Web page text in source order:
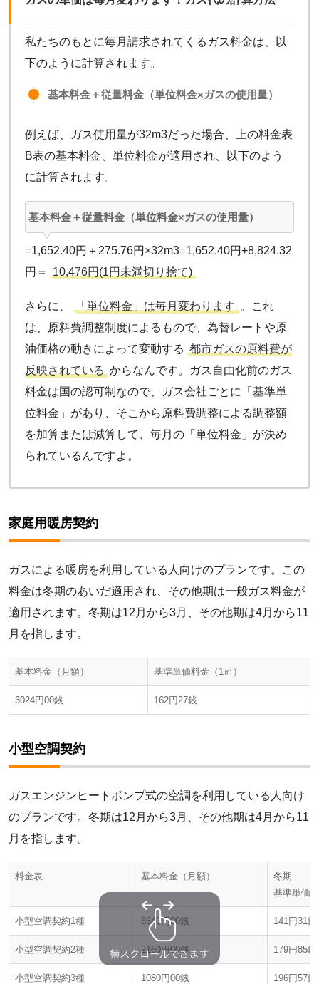
私たちのもとに毎月請求されてくるガス料金は、以
下のように計算されます。
基本料金＋従量料金（単位料金×ガスの使用量）
例えば、ガス使用量が32m3だった場合、上の料金表
B表の基本料金、単位料金が適用され、以下のよう
に計算されます。
基本料金＋従量料金（単位料金×ガスの使用量）
=1,652.40円＋275.76円×32m3=1,652.40円+8,824.32
円＝
10,476円(1円未満切り捨て)
さらに、 「単位料金」は毎月変わります 。これ
は、原料費調整制度によるもので、為替レートや原
油価格の動きによって変動する 都市ガスの原料費が
反映されている からなんです。ガス自由化前のガス
料金は国の認可制なので、ガス会社ごとに「基準単
位料金」があり、そこから原料費調整による調整額
を加算または減算して、毎月の「単位料金」が決め
られているんですよ。
家庭用暖房契約
ガスによる暖房を利用している人向けのプランです。この
料金は冬期のあいだ適用され、その他期は一般ガス料金が
適用されます。冬期は12月から3月、その他期は4月から11
月を指します。
基本料金（月額） 基準単価料金（1㎥）
3024円00銭 162円27銭
小型空調契約
ガスエンジンヒートポンプ式の空調を利用している人向け
のプランです。冬期は12月から3月、その他期は4月から11
月を指します。
料金表 基本料金（月額）
冬期
基準単価
小型空調契約1種 8640円00銭 141円31銭
小型空調契約2種 2160円00銭 179円85銭
小型空調契約3種 1080円00銭 196円57銭